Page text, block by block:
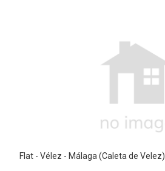
Flat - Vélez - Málaga (Caleta de Velez)